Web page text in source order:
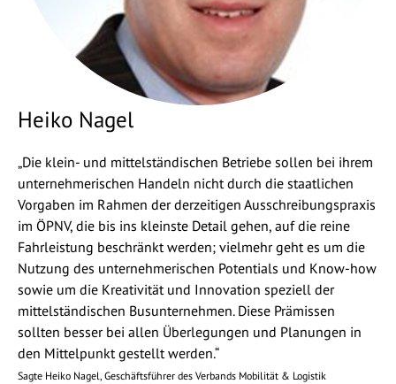
Heiko Nagel
„Die klein- und mittelständischen Betriebe sollen bei ihrem
unternehmerischen Handeln nicht durch die staatlichen
Vorgaben im Rahmen der derzeitigen Ausschreibungspraxis
im ÖPNV, die bis ins kleinste Detail gehen, auf die reine
Fahrleistung beschränkt werden; vielmehr geht es um die
Nutzung des unternehmerischen Potentials und Know-how
sowie um die Kreativität und Innovation speziell der
mittelständischen Busunternehmen. Diese Prämissen
sollten besser bei allen Überlegungen und Planungen in
den Mittelpunkt gestellt werden.“
Sagte Heiko Nagel, Geschäftsführer des Verbands Mobilität & Logistik